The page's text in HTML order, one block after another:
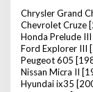
Chrysler Grand
Chevrolet Cruze
Honda Prelude
Ford Explorer III
Peugeot 605
Nissan Micra II
Hyundai ix35